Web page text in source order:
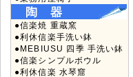
●信楽焼 重蔵窯
●利休信楽手洗い鉢
●MEBIUSU 四季 手洗い鉢
●信楽シンプルボウル
●利休信楽 水琴窟